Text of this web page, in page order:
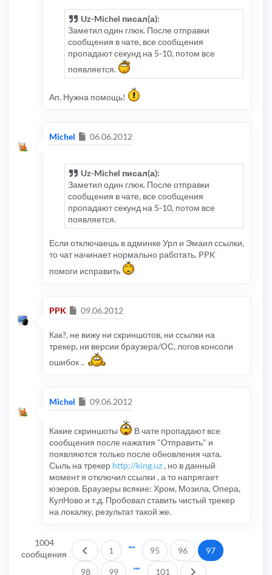
Uz-Michel писал(а):
Заметил один глюк. После отправки
сообщения в чате, все сообщения
пропадают секунд на 5-10, потом все
появляется.
Ап. Нужна помощь!
Michel Сообщение
06.06.2012
Uz-Michel писал(а):
Заметил один глюк. После отправки
сообщения в чате, все сообщения
пропадают секунд на 5-10, потом все
появляется.
Если отключаешь в админке Урл и Эмаил ссылки,
то чат начинает нормально работать. PPK
помоги исправить
PPK Сообщение
09.06.2012
Как?, не вижу ни скриншотов, ни ссылки на
трекер, ни версии браузера/ОС, логов консоли
ошибок ..
Michel Сообщение
09.06.2012
Какие скриншоты
В чате пропадают все
сообщения после нажатия "Отправить" и
появляются только после обновления чата.
Сыль на трекер http://king.uz, но в данный
момент я отключил ссылки , а то напрягает
юзеров. Браузеры всякие: Хром, Мозила, Опера,
КулНово и т.д. Пробовал ставить чистый трекер
на локалку, результат такой же.
1004
сообщения
Пред.1 95 96 97
98 99 101 След.